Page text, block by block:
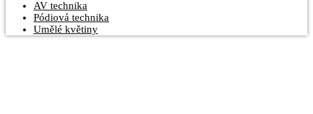
AV technika
Pódiová technika
Umělé květiny